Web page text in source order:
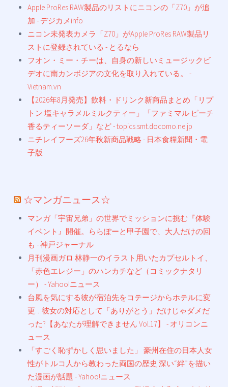
Apple ProRes RAW製品のリストにニコンの「Z70」が追
加 - デジカメinfo
ニコン未発表カメラ「Z70」がApple ProRes RAW製品リ
ストに登録されている - とるなら
フオン・ミー・チーは、自身の新しいミュージックビ
デオに南カンボジアの文化を取り入れている。 -
Vietnam.vn
【2026年8月発売】飲料・ドリンク新商品まとめ「リプ
トン 塩キャラメルミルクティー」「ファミマル ピーチ
香るティーソーダ」など - topics.smt.docomo.ne.jp
ニチレイフーズ26年秋新商品戦略 - 日本食糧新聞・電
子版
☆マンガニュース☆
マンガ「宇宙兄弟」の世界でミッションに挑む『体験
イベント』開催。ららぽーと甲子園で、大人だけの回
も - 神戸ジャーナル
月刊漫画ガロ 林静一のイラスト用いたカプセルトイ、
「赤色エレジー」のハンカチなど（コミックナタリ
ー） - Yahoo!ニュース
台風を気にする彼が宿泊先をコテージからホテルに変
更…彼女の対応として「ありがとう」だけじゃダメだ
った?【あなたが理解できません Vol.17】 - オリコンニ
ュース
「すごく恥ずかしく思いました」 豪州在住の日本人女
性がトルコ人から教わった両国の歴史 深い“絆”を描い
た漫画が話題 - Yahoo!ニュース